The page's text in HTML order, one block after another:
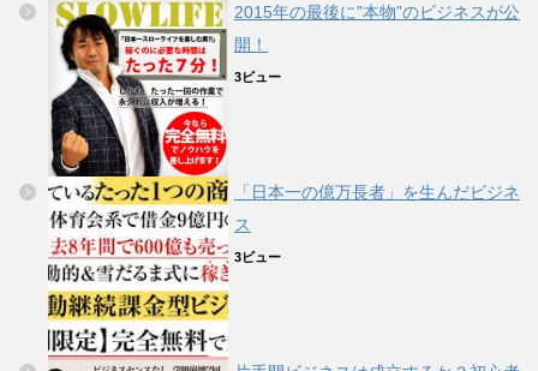
2015年の最後に”本物”のビジネスが公
開！
3ビュー
「日本一の億万長者」を生んだビジネ
ス
3ビュー